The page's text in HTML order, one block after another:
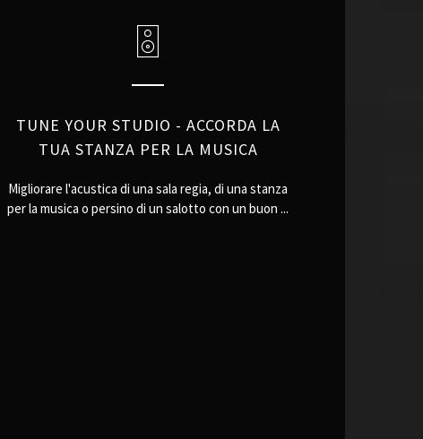
TUNE YOUR STUDIO - ACCORDA LA
TUA STANZA PER LA MUSICA
Migliorare l'acustica di una sala regia, di una stanza
per la musica o persino di un salotto con un buon ...